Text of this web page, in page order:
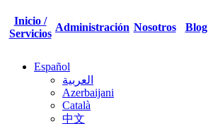
Inicio /
Servicios
Administración Nosotros Blog
Español
العربية
Azerbaijani
Català
中文